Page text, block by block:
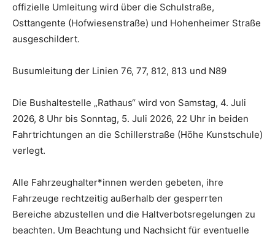
offizielle Umleitung wird über die Schulstraße,
Osttangente (Hofwiesenstraße) und Hohenheimer Straße
ausgeschildert.
Busumleitung der Linien 76, 77, 812, 813 und N89
Die Bushaltestelle „Rathaus“ wird von Samstag, 4. Juli
2026, 8 Uhr bis Sonntag, 5. Juli 2026, 22 Uhr in beiden
Fahrtrichtungen an die Schillerstraße (Höhe Kunstschule)
verlegt.
Alle Fahrzeughalter*innen werden gebeten, ihre
Fahrzeuge rechtzeitig außerhalb der gesperrten
Bereiche abzustellen und die Haltverbotsregelungen zu
beachten. Um Beachtung und Nachsicht für eventuelle